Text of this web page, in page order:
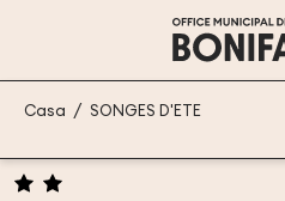
principal
Casa SONGES D'ETE